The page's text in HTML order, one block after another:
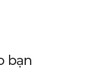
bạn